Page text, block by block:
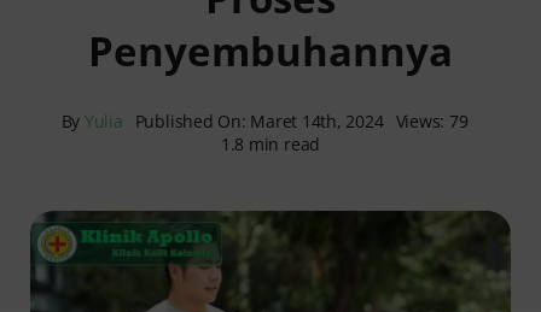
Penyembuhannya
By Yulia Published On: Maret 14th, 2024 Views: 79
1.8 min read